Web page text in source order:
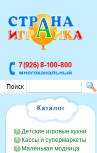
Поиск
Каталог
Детские игровые кухни
Кассы и супермаркеты
Маленькая модница